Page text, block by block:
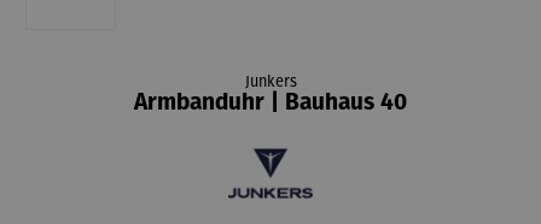
Junkers
Armbanduhr | Bauhaus 40